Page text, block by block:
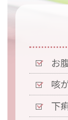
お
咳
下